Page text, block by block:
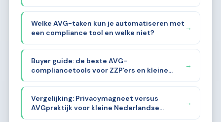
Welke AVG-taken kun je automatiseren met
een compliance tool en welke niet?
→
Buyer guide: de beste AVG-
compliancetools voor ZZP'ers en kleine
bedrijven in 2026
→
Vergelijking: Privacymagneet versus
AVGpraktijk voor kleine Nederlandse
ondernemers
→